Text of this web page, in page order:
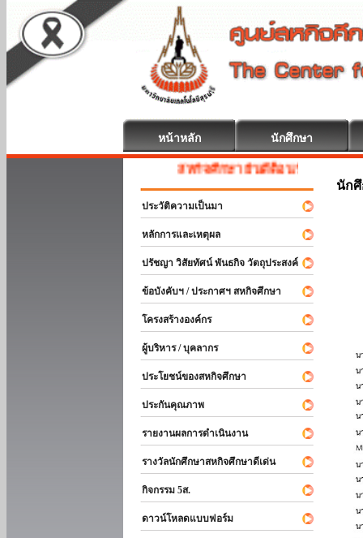
หน้าหลัก นักศึกษา
สหกิจศึกษา ยินดีต้อนรับ
ประวัติความเป็นมา
หลักการและเหตุผล
ปรัชญา วิสัยทัศน์ พันธกิจ วัตถุประสงค์
ข้อบังคับฯ / ประกาศฯ สหกิจศึกษา
โครงสร้างองค์กร
ผู้บริหาร / บุคลากร
ประโยชน์ของสหกิจศึกษา
ประกันคุณภาพ
รายงานผลการดำเนินงาน
รางวัลนักศึกษาสหกิจศึกษาดีเด่น
กิจกรรม 5ส.
ดาวน์โหลดแบบฟอร์ม
นัก